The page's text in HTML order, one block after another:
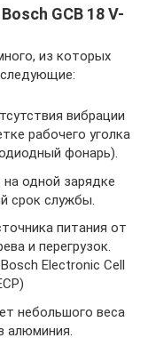
GCB 18 V-
из которых
вибрации
рабочего уголка
фонарь).
одной зарядке
срок службы.
питания от
и перегрузок.
Electronic Cell
небольшого веса
алюминия.